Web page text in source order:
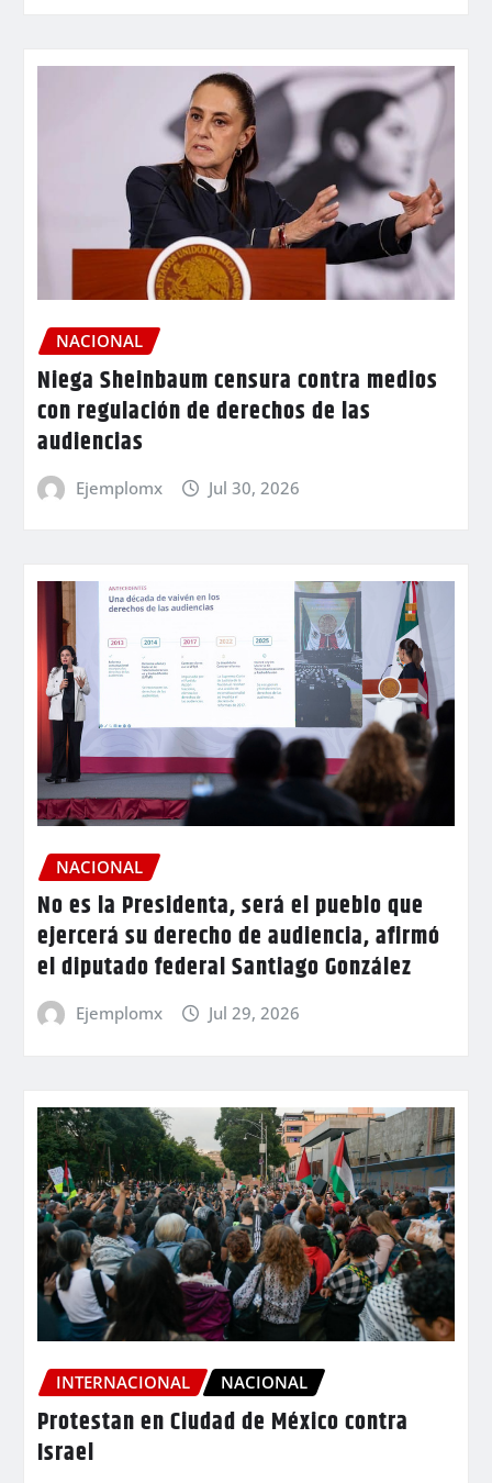
NACIONAL
Niega Sheinbaum censura contra medios
con regulación de derechos de las
audiencias
Ejemplomx Jul 30, 2026
NACIONAL
No es la Presidenta, será el pueblo que
ejercerá su derecho de audiencia, afirmó
el diputado federal Santiago González
Ejemplomx Jul 29, 2026
INTERNACIONAL NACIONAL
Protestan en Ciudad de México contra
Israel